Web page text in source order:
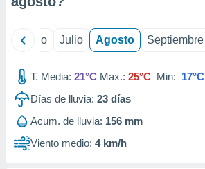
mediante
publicidad
publicidad
Junio Julio Agosto Septiembre
T. Media: 21°C Max.: 25°C Min: 17°C
Días de lluvia: 23 días
Acum. de lluvia: 156 mm
Viento medio: 4 km/h